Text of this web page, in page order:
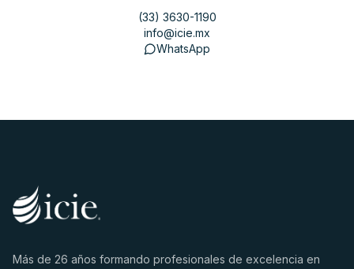
(33) 3630-1190
info@icie.mx
WhatsApp
Más de 26 años formando profesionales de excelencia en